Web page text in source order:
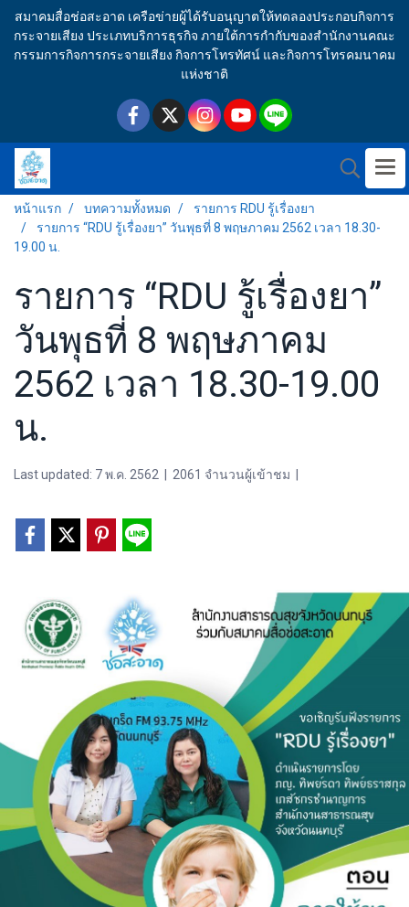
สมาคมสื่อช่อสะอาด เครือข่ายผู้ได้รับอนุญาตให้ทดลองประกอบกิจการ
กระจายเสียง ประเภทบริการธุรกิจ ภายใต้การกำกับของสำนักงานคณะ
กรรมการกิจการกระจายเสียง กิจการโทรทัศน์ และกิจการโทรคมนาคม
แห่งชาติ
หน้าแรก บทความทั้งหมด
รายการ RDU รู้เรื่องยา
รายการ “RDU รู้เรื่องยา” วันพุธที่ 8 พฤษภาคม 2562 เวลา 18.30-
19.00 น.
รายการ “RDU รู้เรื่องยา”
วันพุธที่ 8 พฤษภาคม
2562 เวลา 18.30-19.00
น.
Last updated: 7 พ.ค. 2562 2061 จำนวนผู้เข้าชม